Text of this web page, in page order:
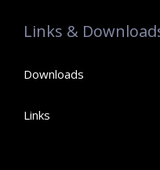
Links &
Downloads
Links